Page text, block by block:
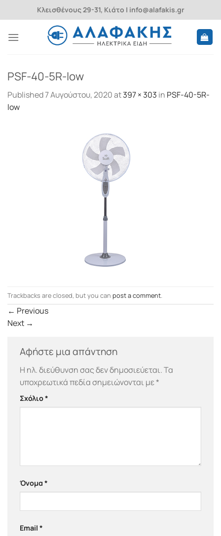
to
Κλεισθένους 29-31, Κιάτο | info@alafakis.gr
PSF-40-5R-low
Published7 Αυγούστου, 2020at397 × 303 in PSF-40-5R-
low
Trackbacks are closed, but you can post a comment
← Previous
Next →
Αφήστε μια απάντηση
Η ηλ. διεύθυνση σας δεν δημοσιεύεται.Τα
υποχρεωτικά πεδία σημειώνονται με*
Σχόλιο*
Όνομα *
Email *